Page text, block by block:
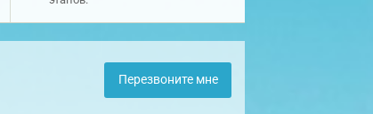
Перезвоните мне